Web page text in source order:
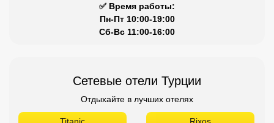
✅ Время работы:
Пн-Пт 10:00-19:00
Сб-Вс 11:00-16:00
Сетевые отели Турции
Отдыхайте в лучших отелях